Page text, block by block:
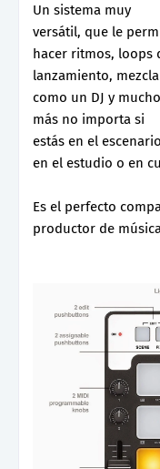
Un sistema muy
versátil, que le
hacer ritmos, loops
lanzamiento,
como un DJ y mucho
más no importa si
estás en el
en el estudio o en
Es el perfecto
productor de